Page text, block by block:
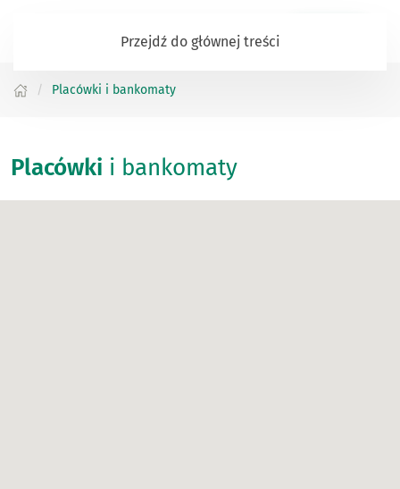
Przejdź do głównej treści
Placówki i bankomaty
Placówki i bankomaty